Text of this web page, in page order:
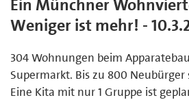
Ein Münchner
Weniger ist mehr! -
304 Wohnungen beim
Supermarkt. Bis zu 800
Eine Kita mit nur 1 Gruppe ist